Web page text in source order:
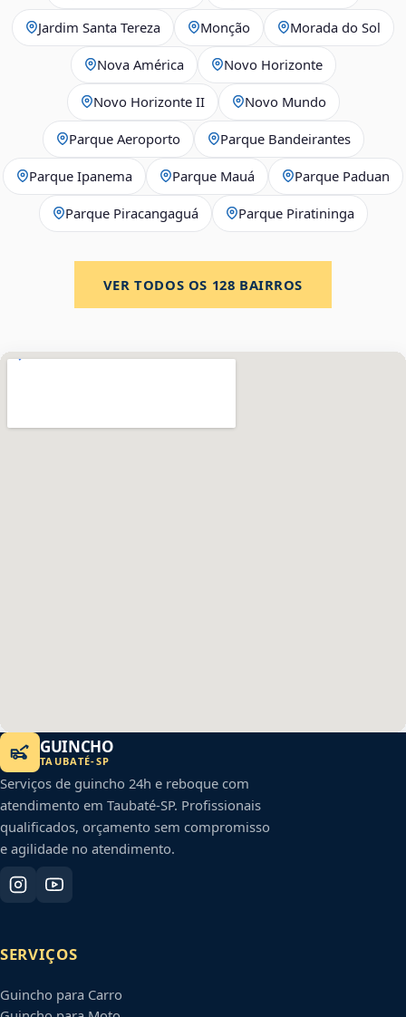
Jardim Santa Tereza Monção Morada do Sol
Nova América Novo Horizonte
Novo Horizonte II Novo Mundo
Parque Aeroporto Parque Bandeirantes
Parque Ipanema Parque Mauá Parque Paduan
Parque Piracangaguá Parque Piratininga
VER TODOS OS 128 BAIRROS
GUINCHO
TAUBATÉ-SP
Serviços de guincho 24h e reboque com
atendimento em Taubaté-SP. Profissionais
qualificados, orçamento sem compromisso
e agilidade no atendimento.
SERVIÇOS
Guincho para Carro